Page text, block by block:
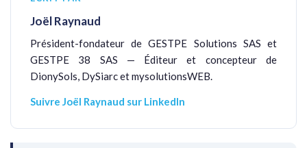
Joël Raynaud
Président-fondateur de GESTPE Solutions SAS et
GESTPE 38 SAS — Éditeur et concepteur de
DionySols, DySiarc et mysolutionsWEB.
Suivre Joël Raynaud sur LinkedIn